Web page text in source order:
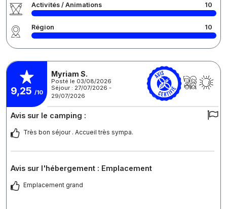
Activités / Animations 10
Région 10
9,25 /10
Myriam S.
Posté le 03/08/2026
Séjour : 27/07/2026 -
29/07/2026
Avis sur le camping :
Très bon séjour . Accueil très sympa.
Avis sur l'hébergement : Emplacement
Emplacement grand